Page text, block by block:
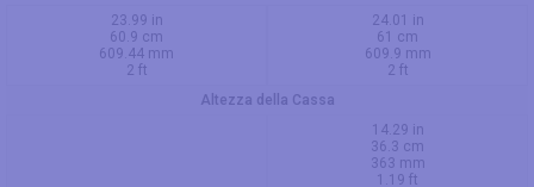
23.99 in
60.9 cm
609.44 mm
2 ft
24.01 in
61 cm
609.9 mm
2 ft
Altezza della Cassa
14.29 in
36.3 cm
363 mm
1.19 ft